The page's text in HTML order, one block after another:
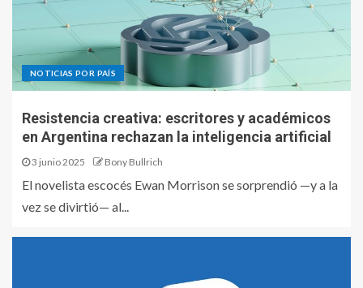
NOTICIAS POR PAÍS
Resistencia creativa: escritores y académicos
en Argentina rechazan la inteligencia artificial
3 junio 2025 Bony Bullrich
El novelista escocés Ewan Morrison se sorprendió —y a la
vez se divirtió— al...